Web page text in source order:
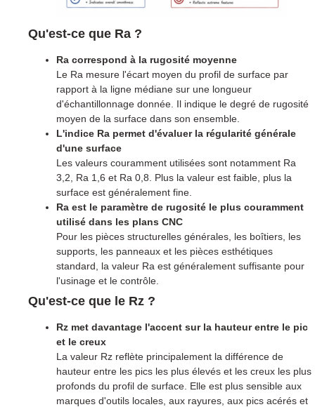
Qu'est-ce que Ra ?
Ra correspond à la rugosité moyenne
Le Ra mesure l'écart moyen du profil de surface par
rapport à la ligne médiane sur une longueur
d'échantillonnage donnée. Il indique le degré de rugosité
moyen de la surface dans son ensemble.
L'indice Ra permet d'évaluer la régularité générale
d'une surface
Les valeurs couramment utilisées sont notamment Ra
3,2, Ra 1,6 et Ra 0,8. Plus la valeur est faible, plus la
surface est généralement fine.
Ra est le paramètre de rugosité le plus couramment
utilisé dans les plans CNC
Pour les pièces structurelles générales, les boîtiers, les
supports, les panneaux et les pièces esthétiques
standard, la valeur Ra est généralement suffisante pour
l'usinage et le contrôle.
Qu'est-ce que le Rz ?
Rz met davantage l'accent sur la hauteur entre le pic
et le creux
La valeur Rz reflète principalement la différence de
hauteur entre les pics les plus élevés et les creux les plus
profonds du profil de surface. Elle est plus sensible aux
marques d'outils locales, aux rayures, aux pics acérés et